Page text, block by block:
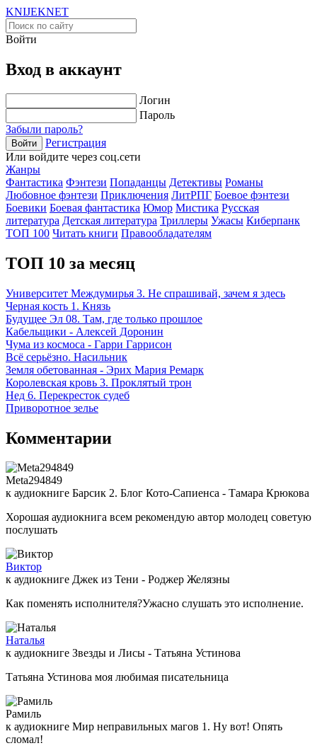
KNIJEKNET
Войти
Вход в аккаунт
Логин
Пароль
Забыли пароль?
Войти
Регистрация
Или войдите через соц.сети
Жанры
Фантастика Фэнтези Попаданцы Детективы Романы
Любовное фэнтези Приключения ЛитРПГ Боевое фэнтези
Боевики Боевая фантастика Юмор Мистика Русская
литература Детская литература Триллеры Ужасы Киберпанк
ТОП 100 Читать книги Правообладателям
ТОП 10 за месяц
Университет Междумирья 3. Не спрашивай, зачем я здесь
Черная кость 1. Князь
Будущее Эл 08. Там, где только прошлое
Кабельщики - Алексей Доронин
Чума из космоса - Гарри Гаррисон
Всё серьёзно. Насильник
Земля обетованная - Эрих Мария Ремарк
Королевская кровь 3. Проклятый трон
Нед 6. Перекресток судеб
Приворотное зелье
Комментарии
Meta294849
к аудиокниге Барсик 2. Блог Кото-Сапиенса - Тамара Крюкова
Хорошая аудиокнига всем рекомендую автор молодец советую
послушать
Виктор
к аудиокниге Джек из Тени - Роджер Желязны
Как поменять исполнителя?Ужасно слушать это исполнение.
Наталья
к аудиокниге Звезды и Лисы - Татьяна Устинова
Татьяна Устинова моя любимая писательница
Рамиль
к аудиокниге Мир неправильных магов 1. Ну вот! Опять
сломал!